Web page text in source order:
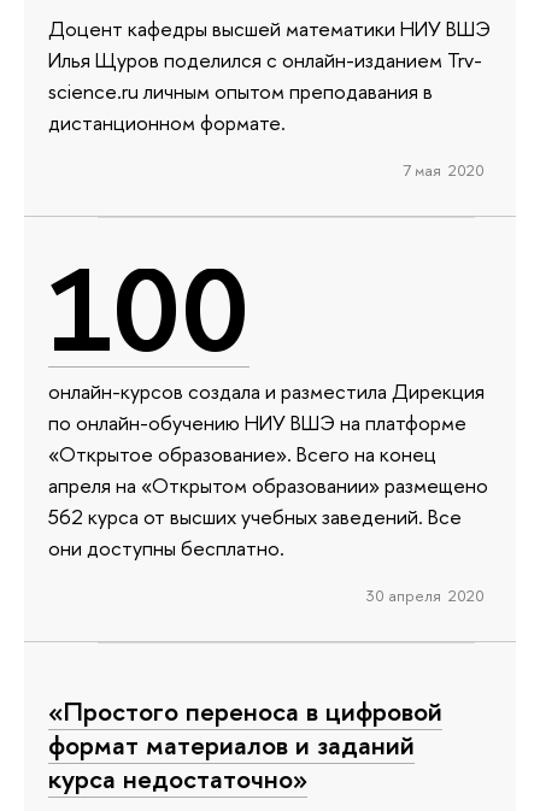
Доцент кафедры высшей математики НИУ ВШЭ
Илья Щуров поделился с онлайн-изданием Trv-
science.ru личным опытом преподавания в
дистанционном формате.
7 мая 2020
100
онлайн-курсов создала и разместила Дирекция
по онлайн-обучению НИУ ВШЭ на платформе
«Открытое образование». Всего на конец
апреля на «Открытом образовании» размещено
562 курса от высших учебных заведений. Все
они доступны бесплатно.
30 апреля 2020
«Простого переноса в цифровой
формат материалов и заданий
курса недостаточно»